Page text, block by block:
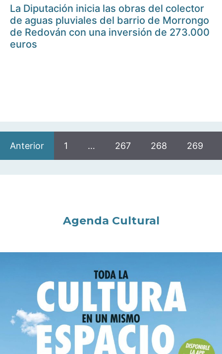
La Diputación inicia las obras del colector
de aguas pluviales del barrio de Morrongo
de Redován con una inversión de 273.000
euros
Anterior 1 … 267 268 269
Agenda Cultural